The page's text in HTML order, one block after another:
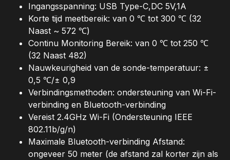
Ingangsspanning: USB Type-C,DC 5V,1A
Korte tijd meetbereik: van 0 ℃ tot 300 ℃ (32
Naast ~ 572 ℃)
Continu Monitoring Bereik: van 0 ℃ tot 250 ℃
(32 Naast 482)
Nauwkeurigheid van de sonde-temperatuur: ±
0,5 ℃/± 0,9
Verbindingsmethoden: ondersteuning van Wi-Fi-
verbinding en Bluetooth-verbinding
Vereist 2.4GHz Wi-Fi (Ondersteuning IEEE
802.11b/g/n)
Maximale Bluetooth-verbinding Afstand:
ongeveer 50 meter (de afstand zal korter zijn als